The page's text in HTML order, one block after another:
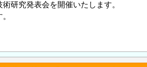
研究発表会を開催いたします。